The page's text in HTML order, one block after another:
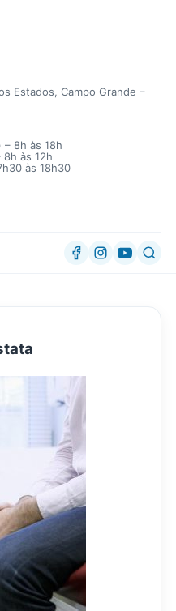
Estados, Campo Grande –
– 8h às 18h
8h às 12h
às 18h30